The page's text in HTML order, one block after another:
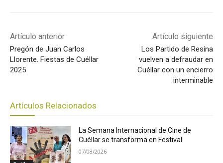
Artículo anterior
Pregón de Juan Carlos
Llorente. Fiestas de Cuéllar
2025
Artículo siguiente
Los Partido de Resina
vuelven a defraudar en
Cuéllar con un encierro
interminable
Artículos Relacionados
La Semana Internacional de Cine de
Cuéllar se transforma en Festival
07/08/2026